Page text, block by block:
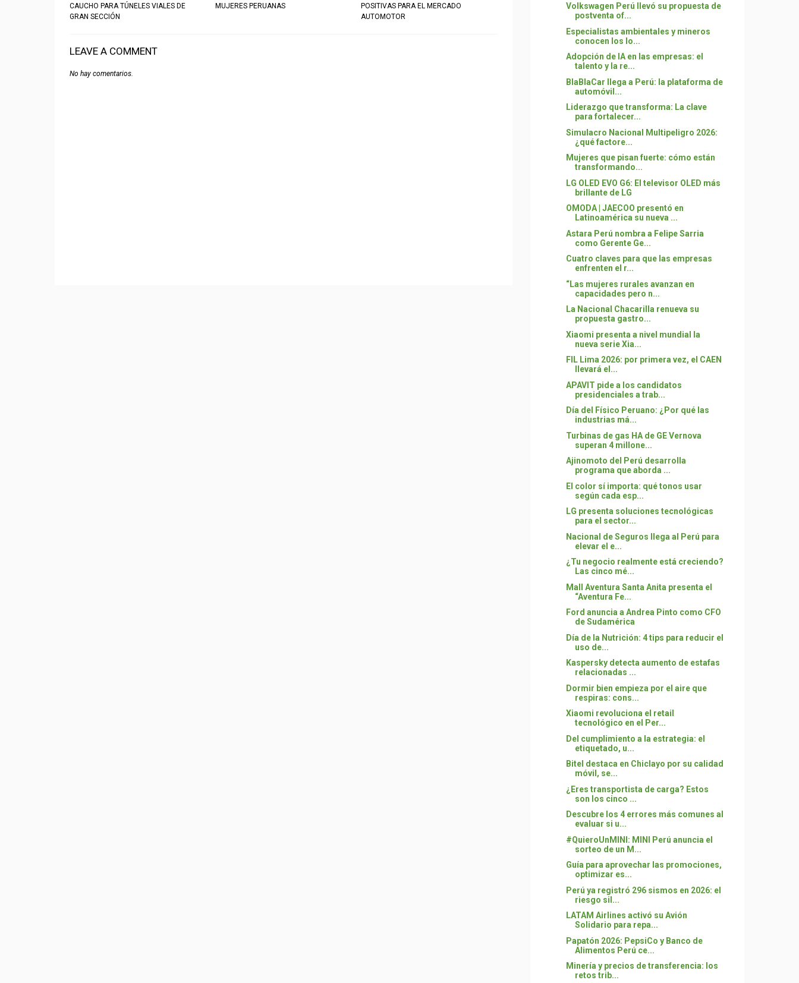
CAUCHO PARA TÚNELES VIALES DE
GRAN SECCIÓN
MUJERES PERUANAS
POSITIVAS PARA EL MERCADO
AUTOMOTOR
LEAVE A COMMENT
No hay comentarios.
Volkswagen Perú llevó su propuesta de
postventa of...
Especialistas ambientales y mineros
conocen los lo...
Adopción de IA en las empresas: el
talento y la re...
BlaBlaCar llega a Perú: la plataforma de
automóvil...
Liderazgo que transforma: La clave
para fortalecer...
Simulacro Nacional Multipeligro 2026:
¿qué factore...
Mujeres que pisan fuerte: cómo están
transformando...
LG OLED EVO G6: El televisor OLED más
brillante de LG
OMODA | JAECOO presentó en
Latinoamérica su nueva ...
Astara Perú nombra a Felipe Sarria
como Gerente Ge...
Cuatro claves para que las empresas
enfrenten el r...
“Las mujeres rurales avanzan en
capacidades pero n...
La Nacional Chacarilla renueva su
propuesta gastro...
Xiaomi presenta a nivel mundial la
nueva serie Xia...
FIL Lima 2026: por primera vez, el CAEN
llevará el...
APAVIT pide a los candidatos
presidenciales a trab...
Día del Físico Peruano: ¿Por qué las
industrias má...
Turbinas de gas HA de GE Vernova
superan 4 millone...
Ajinomoto del Perú desarrolla
programa que aborda ...
El color sí importa: qué tonos usar
según cada esp...
LG presenta soluciones tecnológicas
para el sector...
Nacional de Seguros llega al Perú para
elevar el e...
¿Tu negocio realmente está creciendo?
Las cinco mé...
Mall Aventura Santa Anita presenta el
“Aventura Fe...
Ford anuncia a Andrea Pinto como CFO
de Sudamérica
Día de la Nutrición: 4 tips para reducir el
uso de...
Kaspersky detecta aumento de estafas
relacionadas ...
Dormir bien empieza por el aire que
respiras: cons...
Xiaomi revoluciona el retail
tecnológico en el Per...
Del cumplimiento a la estrategia: el
etiquetado, u...
Bitel destaca en Chiclayo por su calidad
móvil, se...
¿Eres transportista de carga? Estos
son los cinco ...
Descubre los 4 errores más comunes al
evaluar si u...
#QuieroUnMINI: MINI Perú anuncia el
sorteo de un M...
Guía para aprovechar las promociones,
optimizar es...
Perú ya registró 296 sismos en 2026: el
riesgo sil...
LATAM Airlines activó su Avión
Solidario para repa...
Papatón 2026: PepsiCo y Banco de
Alimentos Perú ce...
Minería y precios de transferencia: los
retos trib...